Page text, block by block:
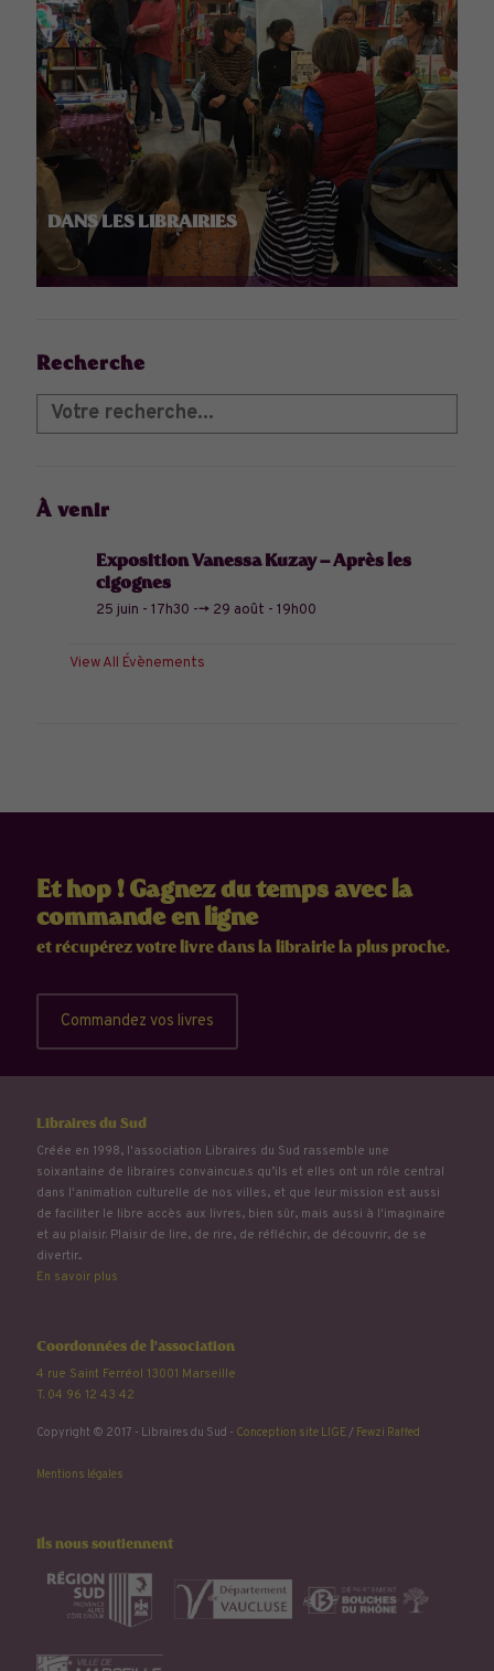
DANS LES LIBRAIRIES
Recherche
À venir
Exposition Vanessa Kuzay – Après les
cigognes
25 juin - 17h30 --> 29 août - 19h00
View All Évènements
Et hop ! Gagnez du temps avec la
commande en ligne
et récupérez votre livre dans la librairie la plus proche.
Commandez vos livres
Libraires du Sud
Créée en 1998, l'association Libraires du Sud rassemble une
soixantaine de libraires convaincu.e.s qu’ils et elles ont un rôle central
dans l'animation culturelle de nos villes, et que leur mission est aussi
de faciliter le libre accès aux livres, bien sûr, mais aussi à l'imaginaire
et au plaisir. Plaisir de lire, de rire, de réfléchir, de découvrir, de se
divertir...
En savoir plus
Coordonnées de l'association
4 rue Saint Ferréol 13001 Marseille
T. 04 96 12 43 42
Copyright © 2017 - Libraires du Sud - Conception site LIGE/ Fewzi Raffed
Mentions légales
Ils nous soutiennent